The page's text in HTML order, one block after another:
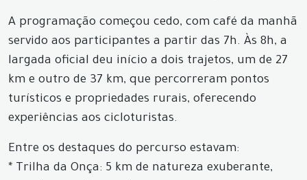
A programação começou cedo, com café da manhã
servido aos participantes a partir das 7h. Às 8h, a
largada oficial deu início a dois trajetos, um de 27
km e outro de 37 km, que percorreram pontos
turísticos e propriedades rurais, oferecendo
experiências aos cicloturistas.
Entre os destaques do percurso estavam:
* Trilha da Onça: 5 km de natureza exuberante,